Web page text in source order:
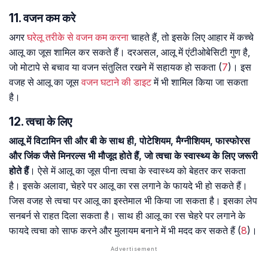
11. वजन कम करे
अगरघरेलू तरीके से वजन कम करनाचाहते हैं, तो इसके लिए आहार में कच्चे
आलू का जूस शामिल कर सकते हैं। दरअसल, आलू में एंटीओबेसिटी गुण है,
जो मोटापे से बचाव या वजन संतुलित रखने में सहायक हो सकता (7)। इस
वजह से आलू का जूसवजन घटाने की डाइटमें भी शामिल किया जा सकता
है।
12. त्वचा के लिए
आलू में विटामिन सी और बी के साथ ही, पोटेशियम, मैग्नीशियम, फास्फोरस
और जिंंक जैसे मिनरल्स भी मौजूद होते हैं, जो त्वचा के स्वास्थ्य के लिए जरूरी
होते हैं। ऐसे में आलू का जूस पीना त्वचा के स्वास्थ्य को बेहतर कर सकता
है। इसके अलावा, चेहरे पर आलू का रस लगाने के फायदे भी हो सकते हैं।
जिस वजह से त्वचा पर आलू का इस्तेमाल भी किया जा सकता है। इसका लेप
सनबर्न से राहत दिला सकता है। साथ ही आलू का रस चेहरे पर लगाने के
फायदे त्वचा को साफ करने और मुलायम बनाने में भी मदद कर सकते हैं (8)।